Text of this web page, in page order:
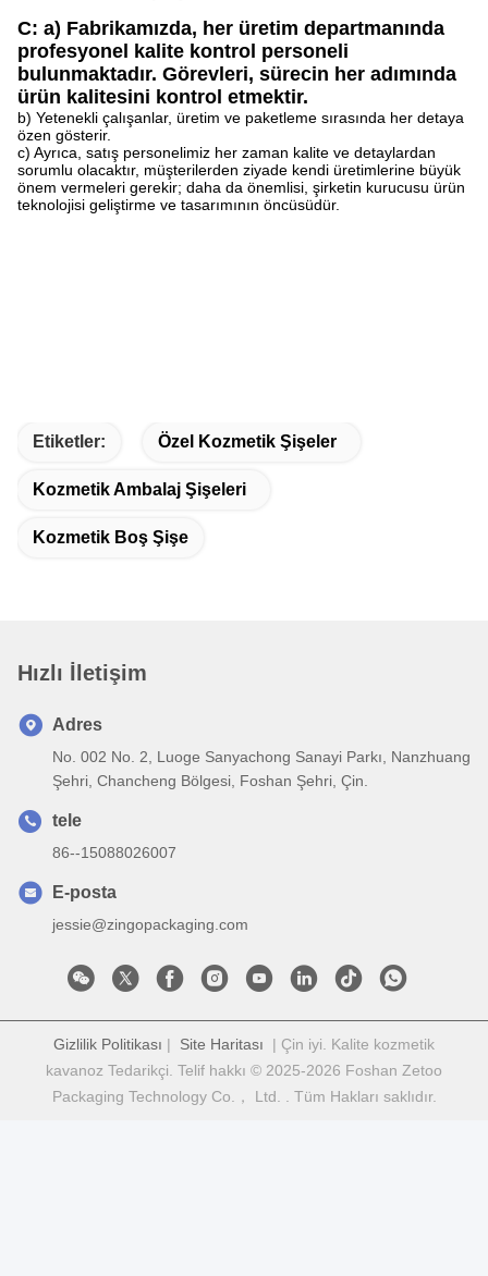
C: a) Fabrikamızda, her üretim departmanında
profesyonel kalite kontrol personeli
bulunmaktadır. Görevleri, sürecin her adımında
ürün kalitesini kontrol etmektir.
b) Yetenekli çalışanlar, üretim ve paketleme sırasında her detaya
özen gösterir.
c) Ayrıca, satış personelimiz her zaman kalite ve detaylardan
sorumlu olacaktır, müşterilerden ziyade kendi üretimlerine büyük
önem vermeleri gerekir; daha da önemlisi, şirketin kurucusu ürün
teknolojisi geliştirme ve tasarımının öncüsüdür.
Etiketler: Özel Kozmetik Şişeler
Kozmetik Ambalaj Şişeleri
Kozmetik Boş Şişe
Hızlı İletişim
Adres
No. 002 No. 2, Luoge Sanyachong Sanayi Parkı, Nanzhuang
Şehri, Chancheng Bölgesi, Foshan Şehri, Çin.
tele
86--15088026007
E-posta
jessie@zingopackaging.com
Gizlilik Politikası | Site Haritası | Çin iyi. Kalite kozmetik
kavanoz Tedarikçi. Telif hakkı © 2025-2026 Foshan Zetoo
Packaging Technology Co.， Ltd. . Tüm Hakları saklıdır.